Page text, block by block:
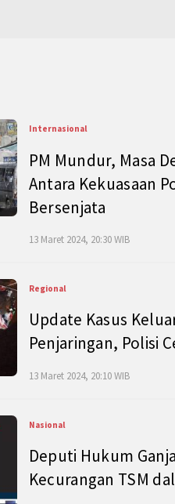
Internasional
PM Mundur, Masa
Antara Kekuasaan
Bersenjata
13 Maret 2024, 20:30 WIB
Regional
Update Kasus
Penjaringan, Polisi
13 Maret 2024, 20:10 WIB
Nasional
Deputi Hukum
Kecurangan TSM